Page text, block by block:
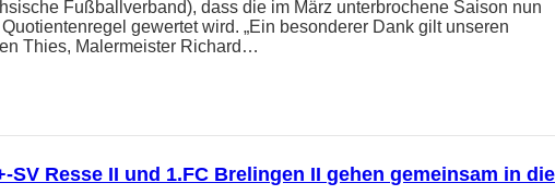
Fußballverband), dass die im März unterbrochene Saison nun
gewertet wird. „Ein besonderer Dank gilt unseren
Thies, Malermeister Richard…
SV Resse II und 1.FC Brelingen II gehen gemeinsam in die